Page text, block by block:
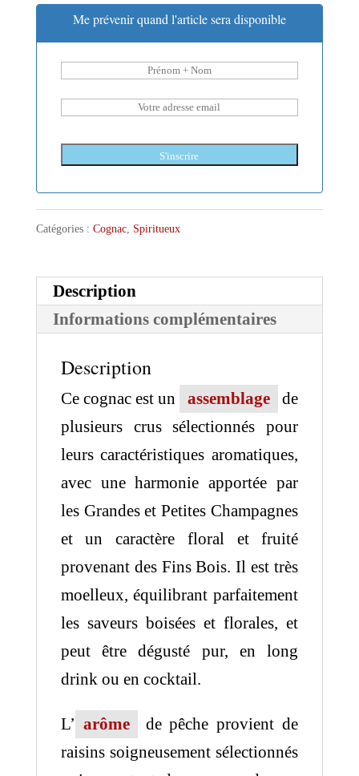
Me prévenir quand l'article sera disponible
S'inscrire
Catégories : Cognac, Spiritueux
Description
Informations complémentaires
Description
Ce cognac est un assemblage
de
plusieurs crus sélectionnés pour
leurs caractéristiques aromatiques,
avec une harmonie apportée par
les Grandes et Petites Champagnes
et un caractère floral et fruité
provenant des Fins Bois. Il est très
moelleux, équilibrant parfaitement
les saveurs boisées et florales, et
peut être dégusté pur, en long
drink ou en cocktail.
L’ arôme
de pêche provient de
raisins soigneusement sélectionnés